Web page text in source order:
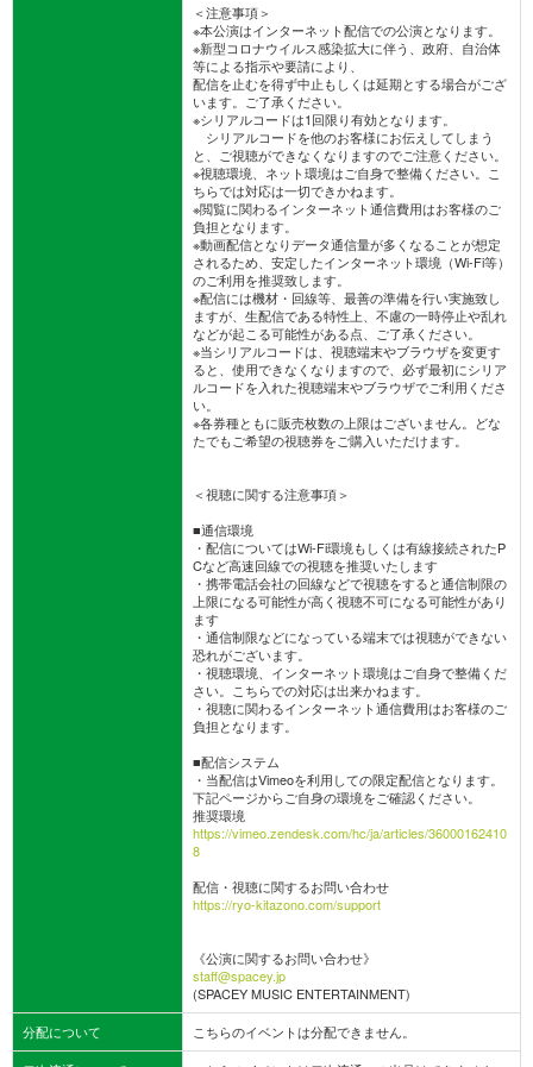
＜注意事項＞
※本公演はインターネット配信での公演となります。
※新型コロナウイルス感染拡大に伴う、政府、自治体
等による指示や要請により、
配信を止むを得ず中止もしくは延期とする場合がござ
います。ご了承ください。
※シリアルコードは1回限り有効となります。
シリアルコードを他のお客様にお伝えしてしまう
と、ご視聴ができなくなりますのでご注意ください。
※視聴環境、ネット環境はご自身で整備ください。こ
ちらでは対応は一切できかねます。
※閲覧に関わるインターネット通信費用はお客様のご
負担となります。
※動画配信となりデータ通信量が多くなることが想定
されるため、安定したインターネット環境（Wi-Fi等）
のご利用を推奨致します。
※配信には機材・回線等、最善の準備を行い実施致し
ますが、生配信である特性上、不慮の一時停止や乱れ
などが起こる可能性がある点、ご了承ください。
※当シリアルコードは、視聴端末やブラウザを変更す
ると、使用できなくなりますので、必ず最初にシリア
ルコードを入れた視聴端末やブラウザでご利用くださ
い。
※各券種ともに販売枚数の上限はございません。どな
たでもご希望の視聴券をご購入いただけます。
＜視聴に関する注意事項＞
■通信環境
・配信についてはWi-Fi環境もしくは有線接続されたP
Cなど高速回線での視聴を推奨いたします
・携帯電話会社の回線などで視聴をすると通信制限の
上限になる可能性が高く視聴不可になる可能性があり
ます
・通信制限などになっている端末では視聴ができない
恐れがございます。
・視聴環境、インターネット環境はご自身で整備くだ
さい。こちらでの対応は出来かねます。
・視聴に関わるインターネット通信費用はお客様のご
負担となります。
■配信システム
・当配信はVimeoを利用しての限定配信となります。
下記ページからご自身の環境をご確認ください。
推奨環境
https://vimeo.zendesk.com/hc/ja/articles/36000162410
8
配信・視聴に関するお問い合わせ
https://ryo-kitazono.com/support
《公演に関するお問い合わせ》
staff@spacey.jp
(SPACEY MUSIC ENTERTAINMENT)
分配について
こちらのイベントは分配できません。